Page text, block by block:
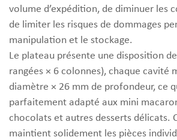
volume d’expédition, de diminuer les
de limiter les risques de dommages
manipulation et le stockage.
Le plateau présente une disposition
rangées × 6 colonnes), chaque cavité
diamètre × 26 mm de profondeur, ce
parfaitement adapté aux mini
chocolats et autres desserts délicats.
maintient solidement les pièces